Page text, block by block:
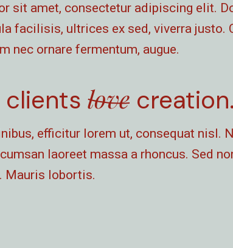
sit amet, consectetur adipiscing elit.
facilisis, ultrices ex sed, viverra justo.
nec ornare fermentum, augue.
clients love creation.
efficitur lorem ut, consequat nisl.
laoreet massa a rhoncus. Sed
Mauris lobortis.